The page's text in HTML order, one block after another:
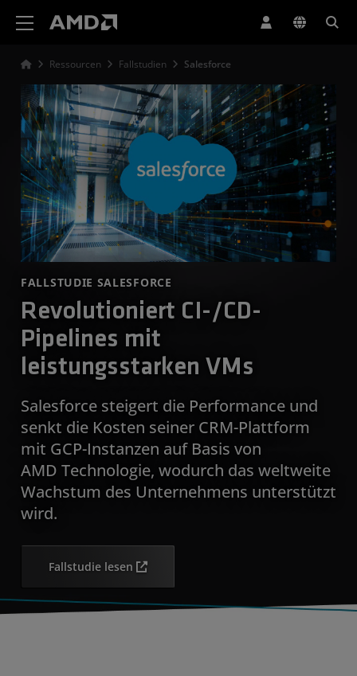
Ressourcen Fallstudien Salesforce
FALLSTUDIE SALESFORCE
Revolutioniert CI-/CD-
Pipelines mit
leistungsstarken VMs
Salesforce steigert die Performance und
senkt die Kosten seiner CRM-Plattform
mit GCP-Instanzen auf Basis von
AMD Technologie, wodurch das weltweite
Wachstum des Unternehmens unterstützt
wird.
Fallstudie lesen